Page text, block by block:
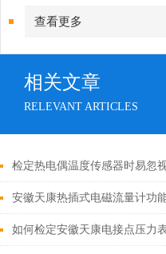
查看更多
相关文章
RELEVANT ARTICLES
检定热电偶温度传感器时易忽
几个问题
安徽天康热插式电磁流量计功
应用
如何检定安徽天康电接点压力